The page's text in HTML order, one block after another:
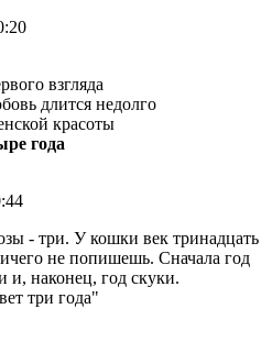
взгляда
длится недолго
красоты
года
- три. У кошки век тринадцать
не попишешь. Сначала год
и, наконец, год скуки.
три года"